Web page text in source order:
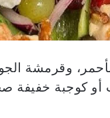
وقرمشة
أو كوجبة خفيفة